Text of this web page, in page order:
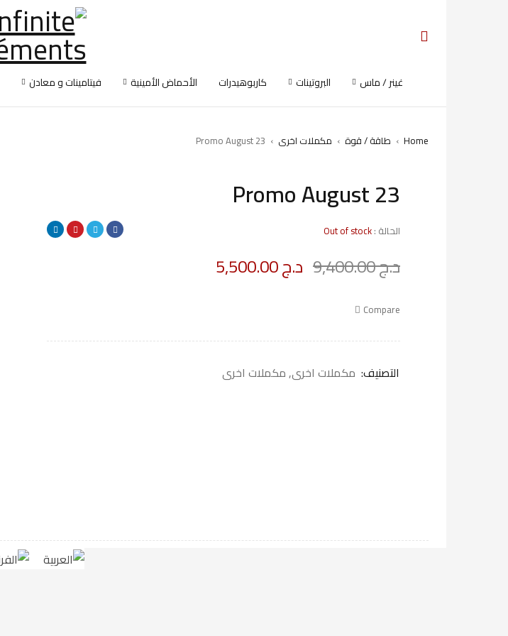
غينر / ماس البروتينات كاربوهيدرات الأحماض الأمينية فيتامينات و معادن
Home
› طاقة / قوة › مكملات اخرى ›
Promo August 23
SOLD OUT
Promo August 23
الحالة :Out of stock
Deals ends in:د.ج9,400.00 د.ج
Compare
التصنيف: مكملات اخرى,مكملات اخرى